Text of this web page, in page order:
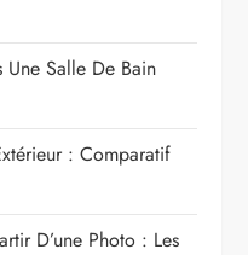
Une Salle De Bain
: Comparatif
D’une Photo : Les